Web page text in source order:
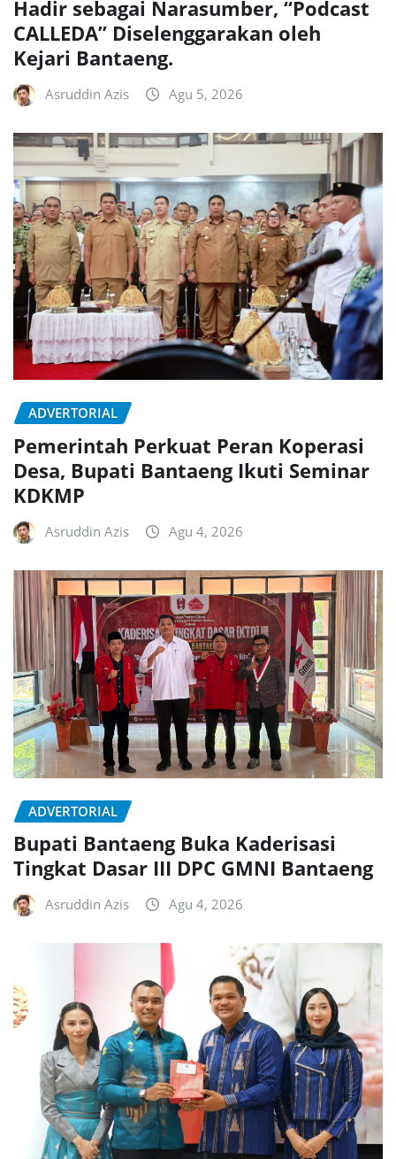
Hadir sebagai Narasumber, “Podcast
CALLEDA” Diselenggarakan oleh
Kejari Bantaeng.
Asruddin Azis Agu 5, 2026
ADVERTORIAL
Pemerintah Perkuat Peran Koperasi
Desa, Bupati Bantaeng Ikuti Seminar
KDKMP
Asruddin Azis Agu 4, 2026
ADVERTORIAL
Bupati Bantaeng Buka Kaderisasi
Tingkat Dasar III DPC GMNI Bantaeng
Asruddin Azis Agu 4, 2026